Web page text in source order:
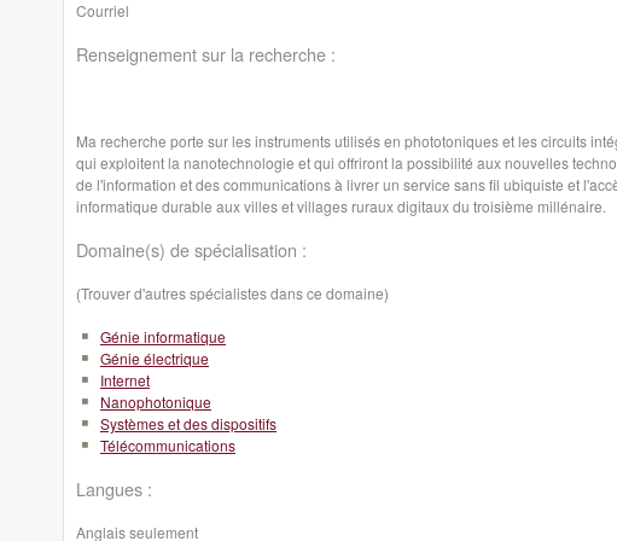
Courriel
Renseignement sur la recherche :
Ma recherche porte sur les instruments utilisés en phototoniques et les circuits
qui exploitent la nanotechnologie et qui offriront la possibilité aux nouvelles
de l'information et des communications à livrer un service sans fil ubiquiste et
informatique durable aux villes et villages ruraux digitaux du troisième millénaire.
Domaine(s) de spécialisation :
(Trouver d'autres spécialistes dans ce domaine)
Génie informatique
Génie électrique
Internet
Nanophotonique
Systèmes et des dispositifs
Télécommunications
Langues :
Anglais seulement